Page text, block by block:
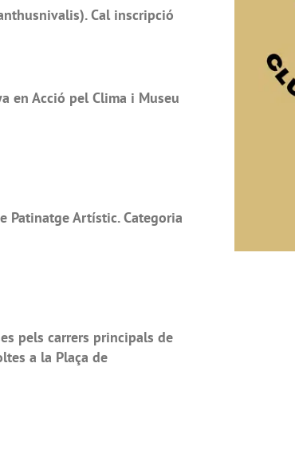
Cal inscripció
en Acció pel Clima i Museu
Patinatge Artístic. Categoria
pels carrers principals de
a la Plaça de